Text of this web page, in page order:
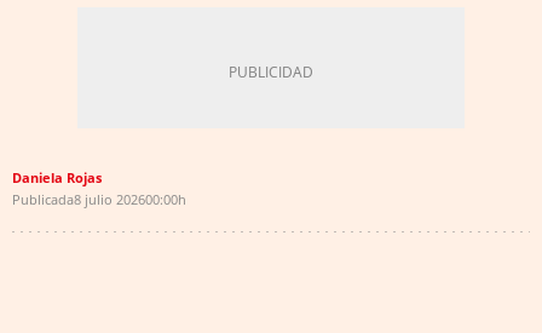
Daniela Rojas
Publicada8 julio 202600:00h